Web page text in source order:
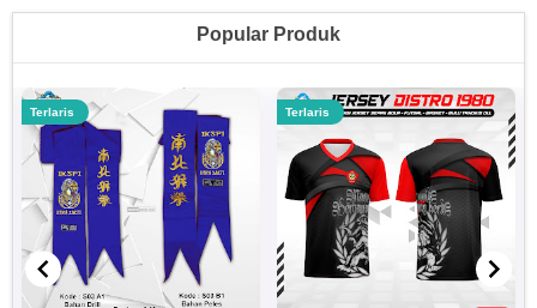
Popular Produk
Terlaris Terlaris